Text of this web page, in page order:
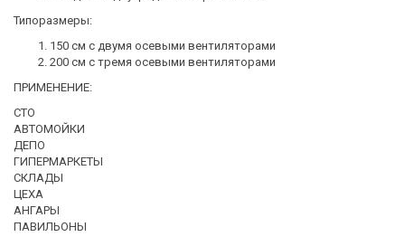
Типоразмеры:
150 см с двумя осевыми вентиляторами
200 см с тремя осевыми вентиляторами
ПРИМЕНЕНИЕ:
СТО
АВТОМОЙКИ
ДЕПО
ГИПЕРМАРКЕТЫ
СКЛАДЫ
ЦЕХА
АНГАРЫ
ПАВИЛЬОНЫ